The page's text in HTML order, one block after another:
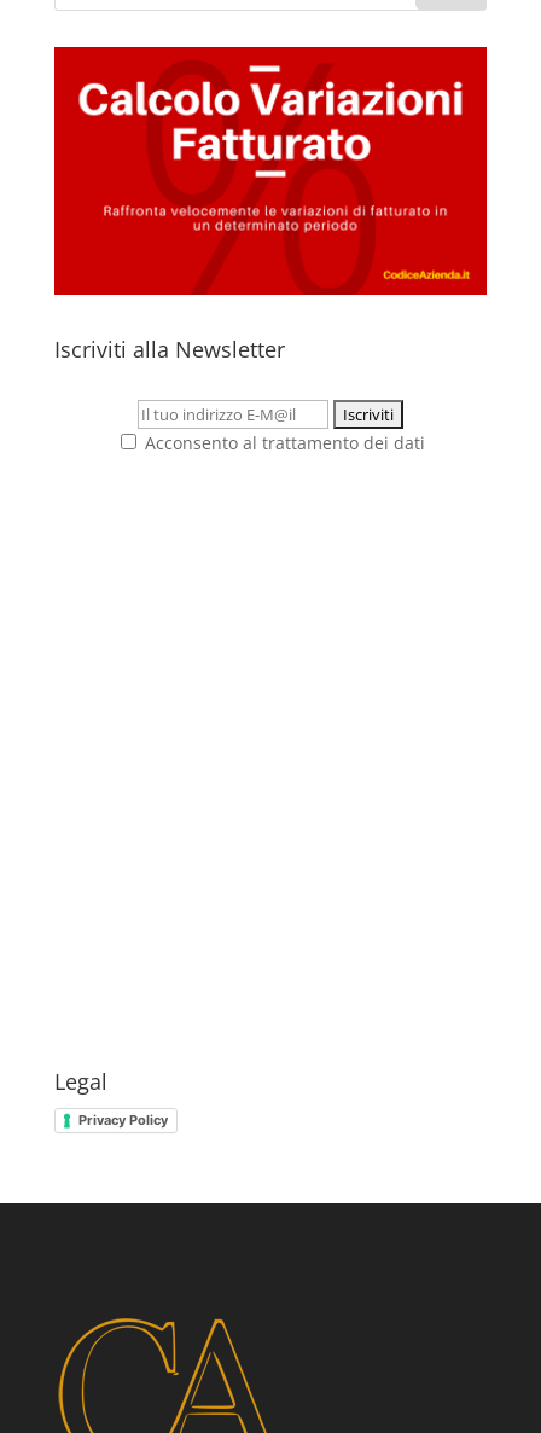
Iscriviti alla Newsletter
Acconsento al trattamento dei dati
Legal
Privacy Policy